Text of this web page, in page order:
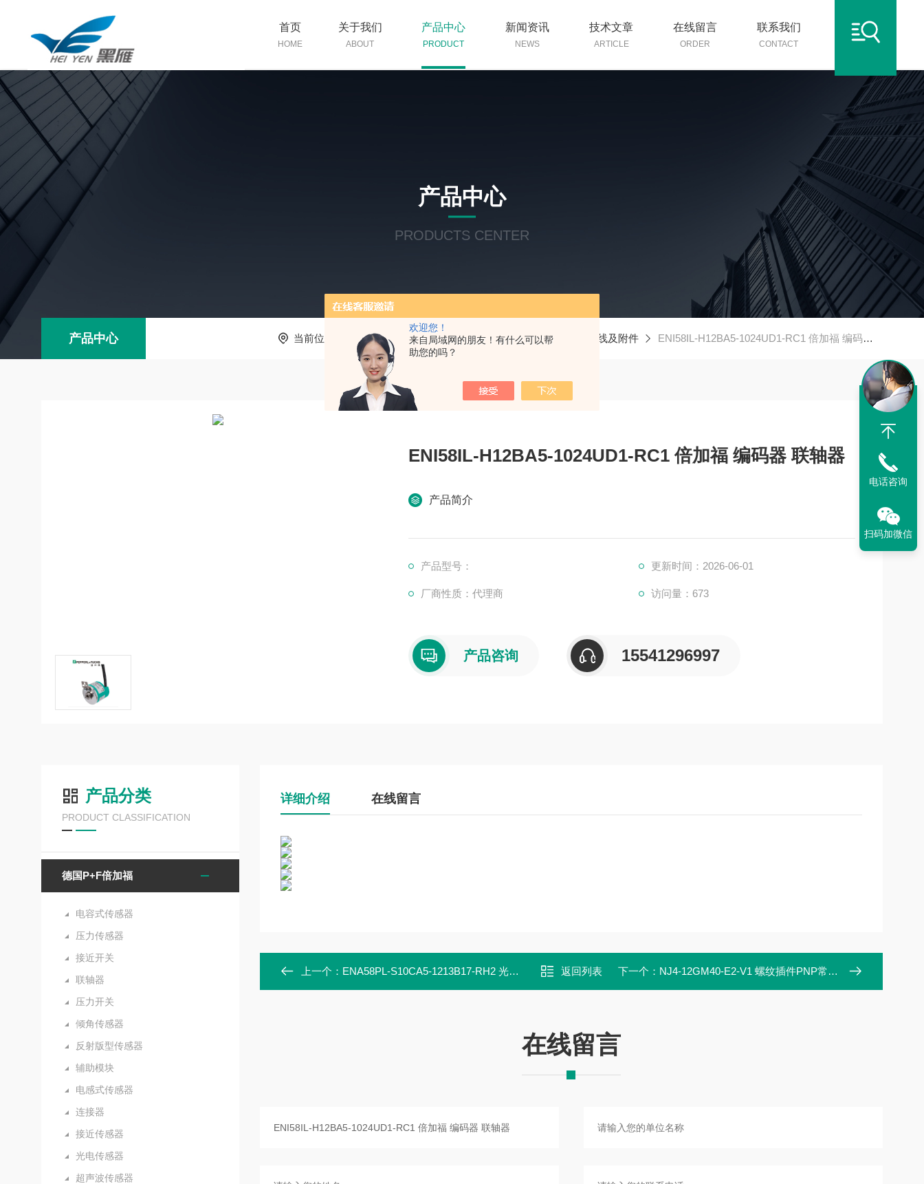
欢迎您！
来自局域网的朋友！有什么可以帮
助您的吗？
首页
HOME
关于我们
ABOUT
产品中心
PRODUCT
新闻资讯
NEWS
技术文章
ARTICLE
在线留言
ORDER
联系我们
CONTACT
产品中心
PRODUCTS CENTER
产品中心 当前位置： 首页 产品中心 德国P+F倍加福 连接器、电源线及附件 ENI58IL-H12BA5-1024UD1-RC1 倍加福 编码器 联轴器
ENI58IL-H12BA5-1024UD1-RC1 倍加福 编码器 联轴器
产品简介
产品型号： 更新时间：2026-06-01
厂商性质：代理商 访问量：673
产品咨询 15541296997
产品分类
PRODUCT CLASSIFICATION
德国P+F倍加福
电容式传感器
压力传感器
接近开关
联轴器
压力开关
倾角传感器
反射版型传感器
辅助模块
电感式传感器
连接器
接近传感器
光电传感器
超声波传感器
详细介绍 在线留言
上一个： ENA58PL-S10CA5-1213B17-RH2 光电多圈编码器 现货直发P+F 返回列表 下一个： NJ4-12GM40-E2-V1 螺纹插件PNP常开 电感式传感器
在线留言
电话咨询
扫码加微信